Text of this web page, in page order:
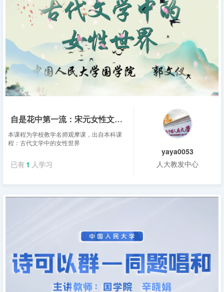
自是花中第一流：宋元女性文学（上）——郭文仪
本课程为学校教学名师观摩课，出自本科课
程：古代文学中的女性世界
已有 1 人学习
yaya0053
人大教发中心